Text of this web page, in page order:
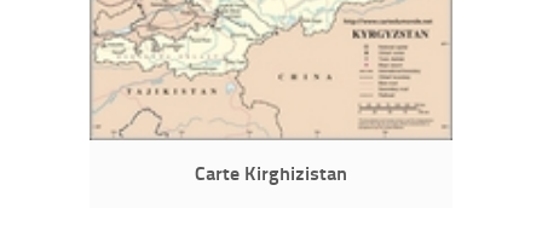
Carte Kirghizistan